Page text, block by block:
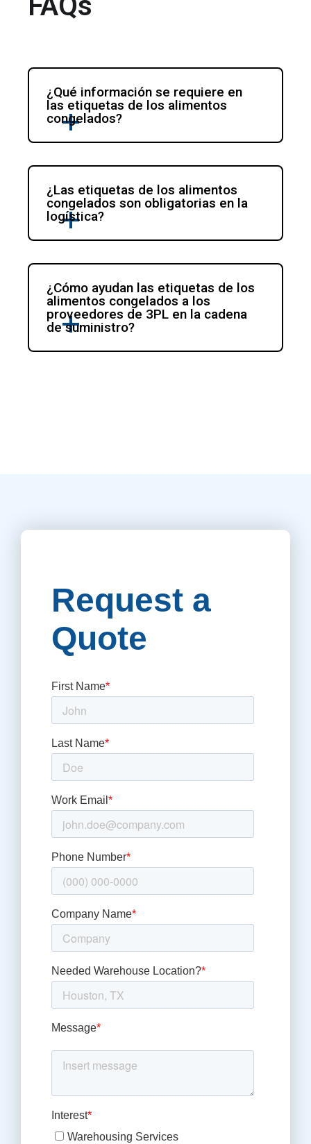
¿Qué información se requiere en
las etiquetas de los alimentos
congelados?
¿Las etiquetas de los alimentos
congelados son obligatorias en la
logística?
¿Cómo ayudan las etiquetas de los
alimentos congelados a los
proveedores de 3PL en la cadena
de suministro?